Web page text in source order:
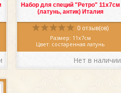
Набор для специй "Ретро" 11х7см
(латунь, антик) Италия
0 отзыв(ов)
Размер: 11х7см
Цвет: состаренная латунь
Материал: латунь
Производитель: Италия
Красивыйнабор для специй, Италия,
Нет в наличии